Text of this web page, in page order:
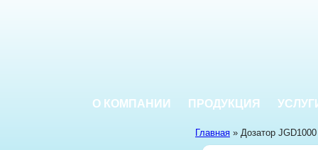
О КОМПАНИИ ПРОДУКЦИЯ
Главная » Дозатор JGD1000